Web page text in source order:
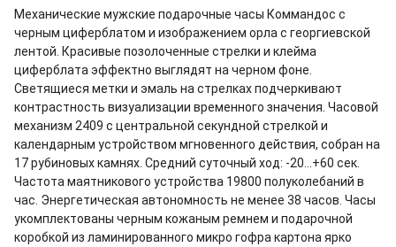
Механические мужские подарочные часы Коммандос с
черным циферблатом и изображением орла с георгиевской
лентой . Красивые позолоченные стрелки и клейма
циферблата эффектно выглядят на черном фоне.
Светящиеся метки и эмаль на стрелках подчеркивают
контрастность визуализации временного значения. Часовой
механизм 2409 с центральной секундной стрелкой и
календарным устройством мгновенного действия, собран на
17 рубиновых камнях. Средний суточный ход: -20…+60 сек.
Частота маятникового устройства 19800 полуколебаний в
час. Энергетическая автономность не менее 38 часов. Часы
укомплектованы черным кожаным ремнем и подарочной
коробкой из ламинированного микро гофра картона ярко